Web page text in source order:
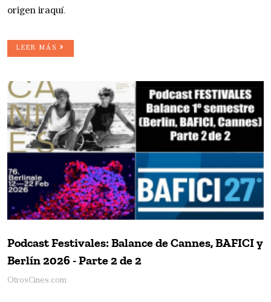
origen iraquí.
LEER MÁS
Podcast Festivales: Balance de Cannes, BAFICI y
Berlín 2026 - Parte 2 de 2
OtrosCines.com